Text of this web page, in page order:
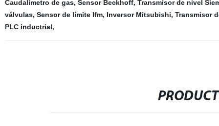
Caudalímetro de gas, Sensor Beckhoff, Transmisor de nivel
válvulas, Sensor de límite Ifm, Inversor Mitsubishi, Transmisor
PLC inductrial,